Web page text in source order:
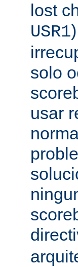
lost
USR1
solo
usar